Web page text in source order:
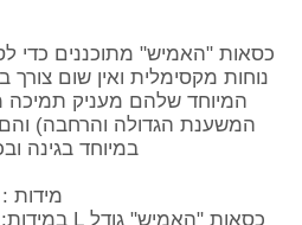
כסאות "האמיש" מתוכננים כדי
נוחות מקסימלית ואין שום
המיוחד שלהם מעניק תמיכה
המשענת הגדולה והרחבה)
במיוחד בגינה
מידות :